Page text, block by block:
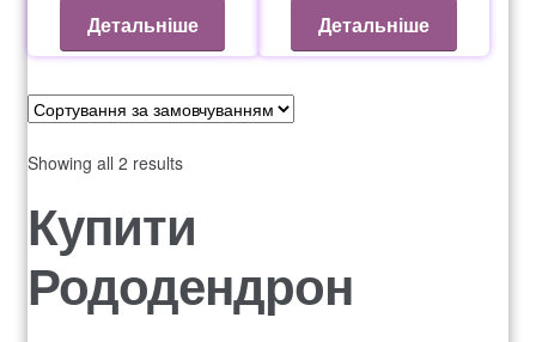
Оформление заказа
рахунок 3545
Детальніше Детальніше
Showing all 2 results
Купити
Рододендрон